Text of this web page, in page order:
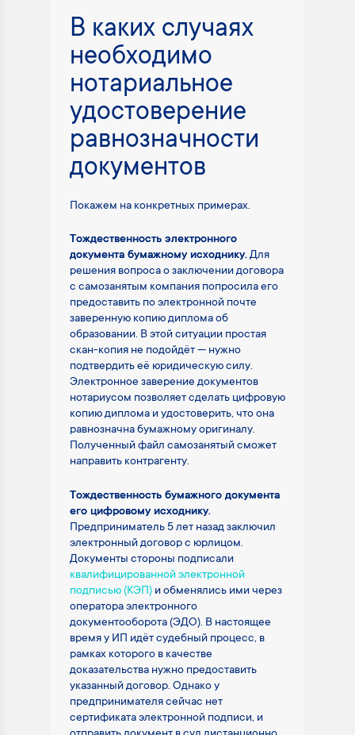
В каких случаях
необходимо
нотариальное
удостоверение
равнозначности
документов
Покажем на конкретных примерах.
Тождественность электронного
документа бумажному исходнику.Для
решения вопроса о заключении договора
с самозанятым компания попросила его
предоставить по электронной почте
заверенную копию диплома об
образовании. В этой ситуации простая
скан-копия не подойдёт — нужно
подтвердить её юридическую силу.
Электронное заверение документов
нотариусом позволяет сделать цифровую
копию диплома и удостоверить, что она
равнозначна бумажному оригиналу.
Полученный файл самозанятый сможет
направить контрагенту.
Тождественность бумажного документа
его цифровому исходнику.
Предприниматель 5 лет назад заключил
электронный договор с юрлицом.
Документы стороны подписали
квалифицированной электронной
подписью (КЭП) и обменялись ими через
оператора электронного
документооборота (ЭДО). В настоящее
время у ИП идёт судебный процесс, в
рамках которого в качестве
доказательства нужно предоставить
указанный договор. Однако у
предпринимателя сейчас нет
сертификата электронной подписи, и